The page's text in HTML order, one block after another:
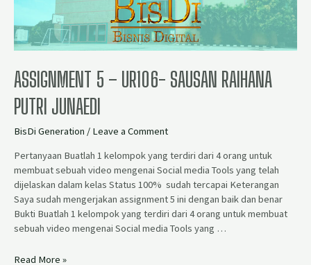
ASSIGNMENT 5 – UR106- SAUSAN RAIHANA
PUTRI JUNAEDI
BisDi Generation / Leave a Comment
Pertanyaan Buatlah 1 kelompok yang terdiri dari 4 orang untuk
membuat sebuah video mengenai Social media Tools yang telah
dijelaskan dalam kelas Status 100% sudah tercapai Keterangan
Saya sudah mengerjakan assignment 5 ini dengan baik dan benar
Bukti Buatlah 1 kelompok yang terdiri dari 4 orang untuk membuat
sebuah video mengenai Social media Tools yang …
Read More »